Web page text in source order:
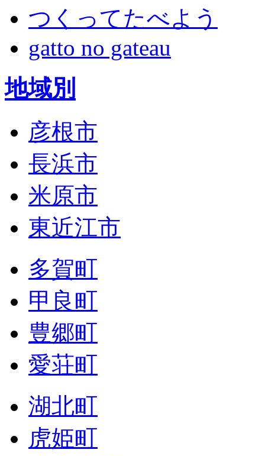
つくってたべよう
gatto no gateau
地域別
彦根市
長浜市
米原市
東近江市
多賀町
甲良町
豊郷町
愛荘町
湖北町
虎姫町